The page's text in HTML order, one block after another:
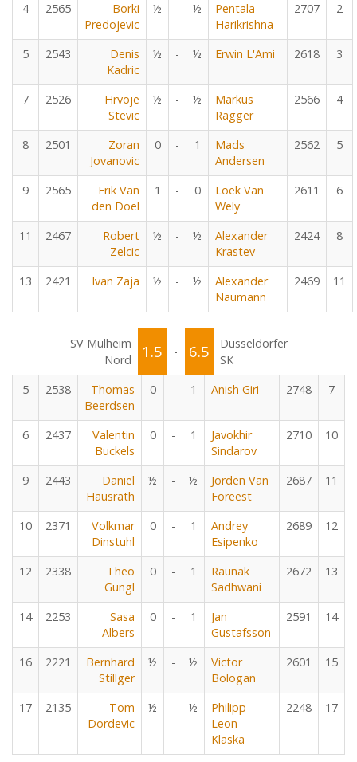
4 2565
Borki
Predojevic
½ - ½
Pentala
Harikrishna
2707 2
5 2543
Denis
Kadric
½ - ½ Erwin L'Ami 2618 3
7 2526
Hrvoje
Stevic
½ - ½
Markus
Ragger
2566 4
8 2501
Zoran
Jovanovic
0 - 1
Mads
Andersen
2562 5
9 2565
Erik Van
den Doel
1 - 0
Loek Van
Wely
2611 6
11 2467
Robert
Zelcic
½ - ½
Alexander
Krastev
2424 8
13 2421 Ivan Zaja ½ - ½
Alexander
Naumann
2469 11
SV Mülheim
Nord
1.5 - 6.5
Düsseldorfer
SK
5
2538
Thomas
Beerdsen
0 - 1 Anish Giri 2748 7
6 2437
Valentin
Buckels
0 - 1
Javokhir
Sindarov
2710 10
9 2443
Daniel
Hausrath
½ - ½
Jorden Van
Foreest
2687 11
10 2371
Volkmar
Dinstuhl
0 - 1
Andrey
Esipenko
2689 12
12 2338
Theo
Gungl
0 - 1
Raunak
Sadhwani
2672 13
14 2253
Sasa
Albers
0 - 1
Jan
Gustafsson
2591 14
16 2221
Bernhard
Stillger
½ - ½
Victor
Bologan
2601 15
17 2135
Tom
Dordevic
½ - ½
Philipp
Leon
Klaska
2248 17